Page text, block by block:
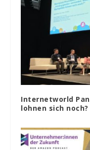
Internetworld
lohnen sich noch?